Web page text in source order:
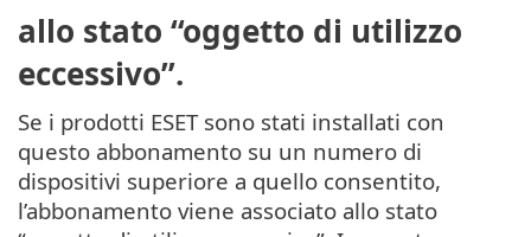
allo stato “oggetto di utilizzo
eccessivo”.
Se i prodotti ESET sono stati installati con
questo abbonamento su un numero di
dispositivi superiore a quello consentito,
l’abbonamento viene associato allo stato